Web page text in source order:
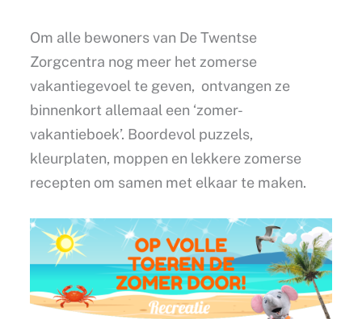
Om alle bewoners van De Twentse
Zorgcentra nog meer het zomerse
vakantiegevoel te geven, ontvangen ze
binnenkort allemaal een ‘zomer-
vakantieboek’. Boordevol puzzels,
kleurplaten, moppen en lekkere zomerse
recepten om samen met elkaar te maken.